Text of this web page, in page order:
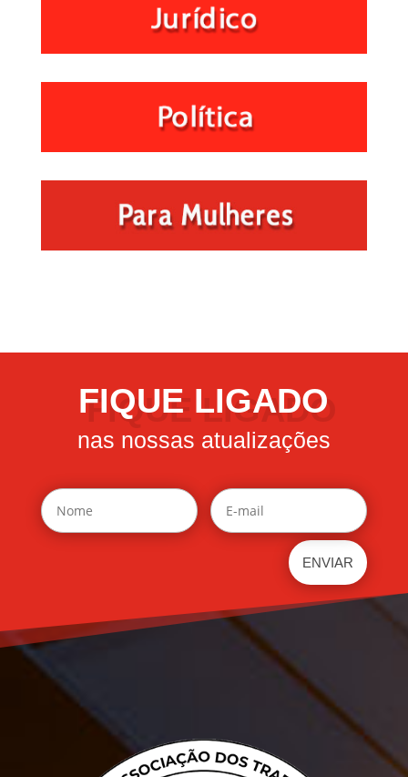
FIQUE LIGADO
nas nossas atualizações